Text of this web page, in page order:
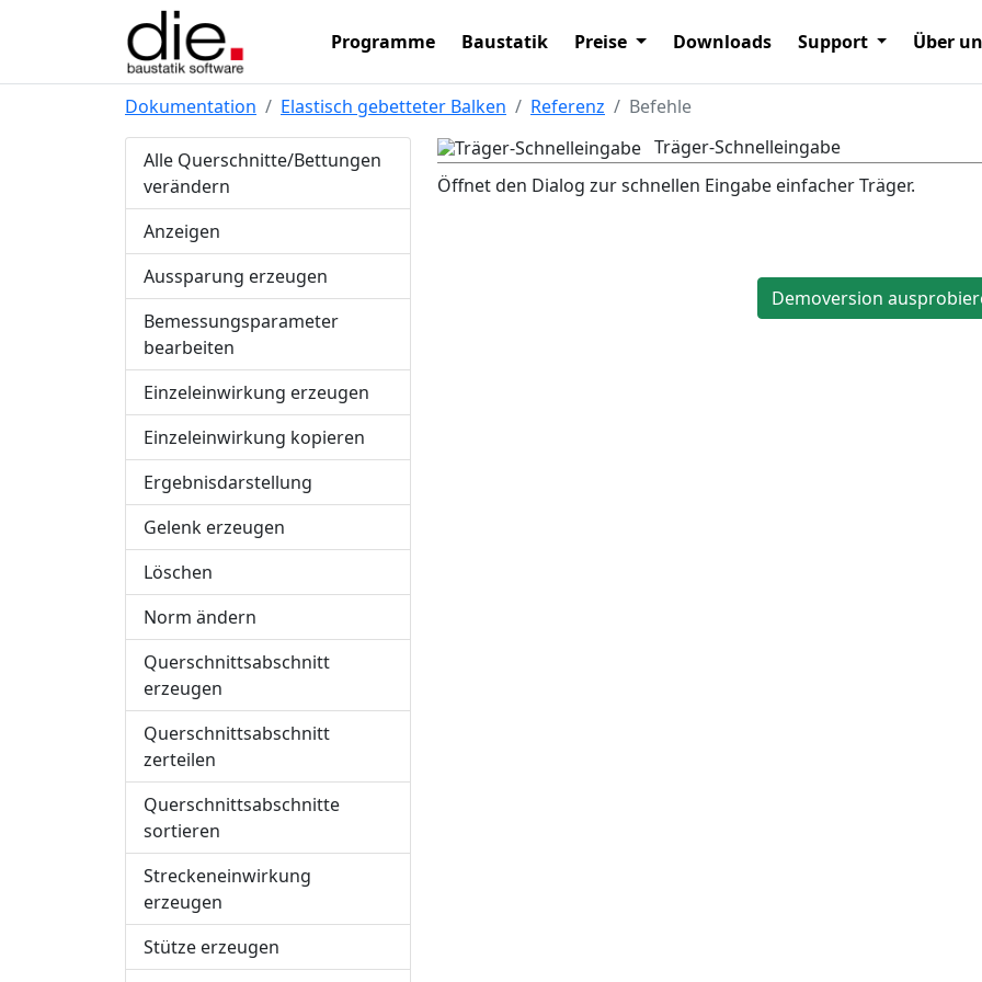
Programme Baustatik Preise Downloads Support Über
Dokumentation Elastisch gebetteter Balken Referenz Befehle
Alle Querschnitte/Bettungen
verändern
Anzeigen
Aussparung erzeugen
Bemessungsparameter
bearbeiten
Einzeleinwirkung erzeugen
Einzeleinwirkung kopieren
Ergebnisdarstellung
Gelenk erzeugen
Löschen
Norm ändern
Querschnittsabschnitt
erzeugen
Querschnittsabschnitt
zerteilen
Querschnittsabschnitte
sortieren
Streckeneinwirkung
erzeugen
Stütze erzeugen
Träger-Schnelleingabe
Öffnet den Dialog zur schnellen Eingabe einfacher Träger.
Demoversion